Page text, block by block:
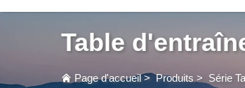
Table
Page d'accueil>Produits > Série